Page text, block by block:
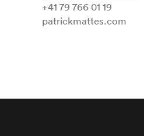
+41 79 766 01 19
patrickmattes.com